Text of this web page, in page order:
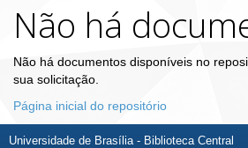
Não há
Não há documentos disponíveis no
sua solicitação.
Página inicial do repositório
Universidade de Brasília - Biblioteca Central